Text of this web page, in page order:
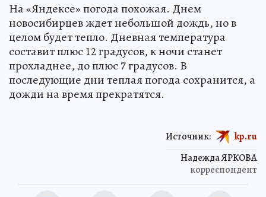
На «Яндексе» погода похожая. Днем
новосибирцев ждет небольшой дождь, но в
целом будет тепло. Дневная температура
составит плюс 12 градусов, к ночи станет
прохладнее, до плюс 7 градусов. В
последующие дни теплая погода сохранится, а
дожди на время прекратятся.
Надежда ЯРКОВА
корреспондент
Источник: kp.ru